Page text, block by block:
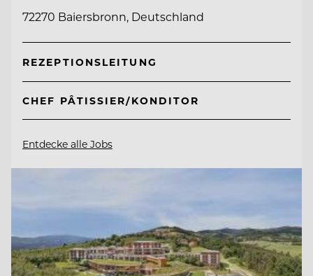
72270 Baiersbronn, Deutschland
REZEPTIONSLEITUNG
CHEF PÂTISSIER/KONDITOR
Entdecke alle Jobs